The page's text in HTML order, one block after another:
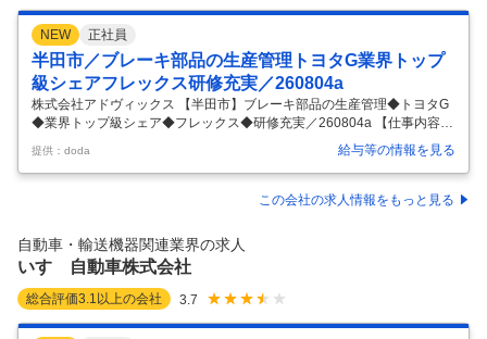
NEW 正社員
半田市／ブレーキ部品の生産管理トヨタG業界トップ
級シェアフレックス研修充実／260804a
株式会社アドヴィックス 【半田市】ブレーキ部品の生産管理◆トヨタG
◆業界トップ級シェア◆フレックス◆研修充実／260804a 【仕事内容】
【半田市】ブレーキ部品の生産管理◆トヨタG◆業界トップ級シェア◆
フレックス◆研修充実／260804a 【具体的な仕事内容】 ～ブレーキシ
ステム国内トップクラスシェア／日本を走る車の[2台に1台]が当社の製
品／フレックス／在宅勤務制度あり～ ■募集背景： グローバルでハイブ
まり、工場再編、新製品管理、増産対応計画に対応していく必要がある
ため今回募集を行います。 ■ミッション： ミニマムコストで
提供：doda 給与等の情報を見る
この会社の求人情報をもっと見る
自動車・輸送機器関連業界の求人
いすゞ自動車株式会社
総合評価3.1 以上の会社 3.7